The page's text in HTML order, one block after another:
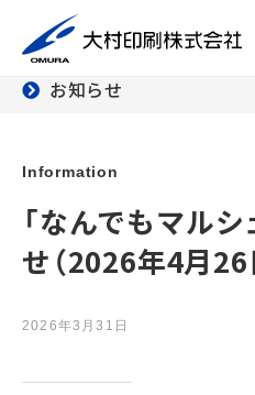
お知らせ
Information
「なんでもマル
せ（2026年4月26
2026年3月31日